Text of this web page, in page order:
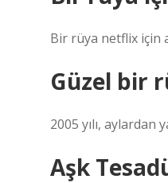
Bir rüya netflix için
Güzel bir
2005 yılı, aylardan
Aşk